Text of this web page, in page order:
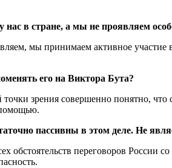
в стране, а мы не проявляем
мы принимаем активное участие
его на Виктора Бута?
точки зрения совершенно понятно,
пассивны в этом деле. Не
обстоятельств переговоров России